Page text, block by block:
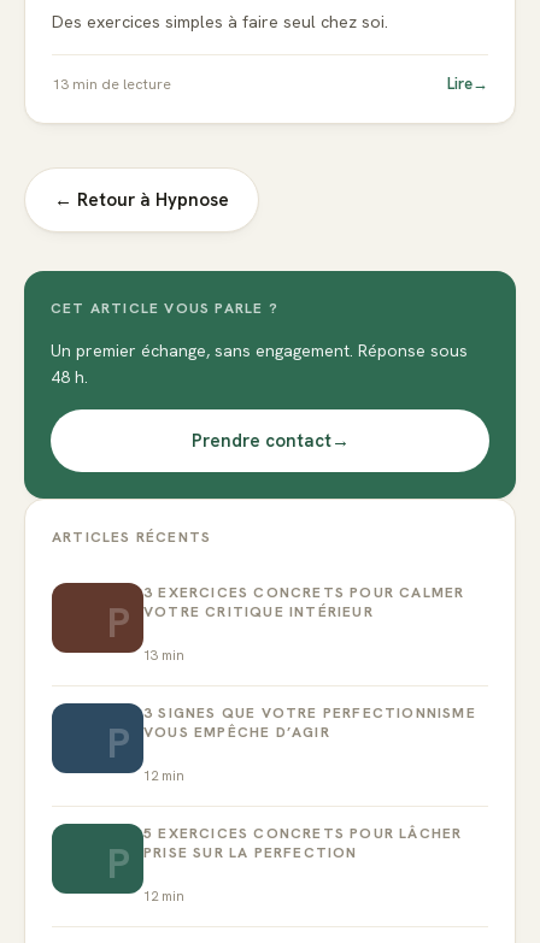
Des exercices simples à faire seul chez soi.
13 min de lecture Lire→
← Retour à Hypnose
CET ARTICLE VOUS PARLE ?
Un premier échange, sans engagement. Réponse sous
48 h.
Prendre contact→
ARTICLES RÉCENTS
P
3 EXERCICES CONCRETS POUR CALMER
VOTRE CRITIQUE INTÉRIEUR
13 min
P
3 SIGNES QUE VOTRE PERFECTIONNISME
VOUS EMPÊCHE D’AGIR
12min
P
5 EXERCICES CONCRETS POUR LÂCHER
PRISE SUR LA PERFECTION
12min